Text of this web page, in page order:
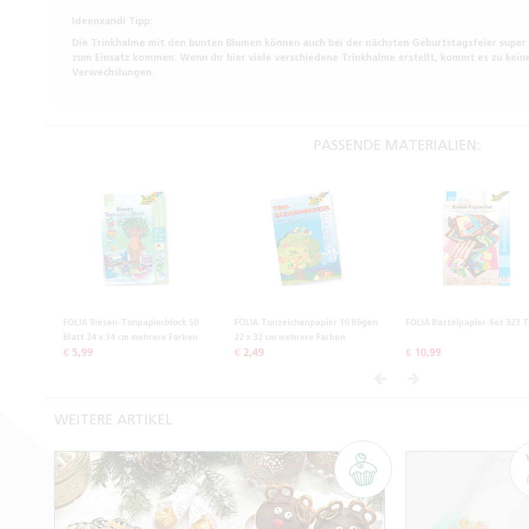
Ideenxandi Tipp:
Die Trinkhalme mit den bunten Blumen können auch bei der nächsten Geburtstagsfeier super
zum Einsatz kommen. Wenn ihr hier viele verschiedene Trinkhalme erstellt, kommt es zu
Verwechslungen.
PASSENDE MATERIALIEN:
FOLIA Riesen-Tonpapierblock 50
Blatt 24 x 34 cm mehrere Farben
€ 5,99
FOLIA Tonzeichenpapier 10 Bögen
22 x 32 cm mehrere Farben
€ 2,49
FOLIA Bastelpapier-Set 323
€ 10,99
WEITERE ARTIKEL